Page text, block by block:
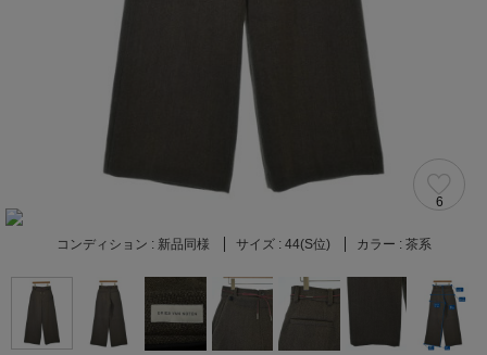
6
コンディション : 新品同様 サイズ : 44(S位) カラー : 茶系